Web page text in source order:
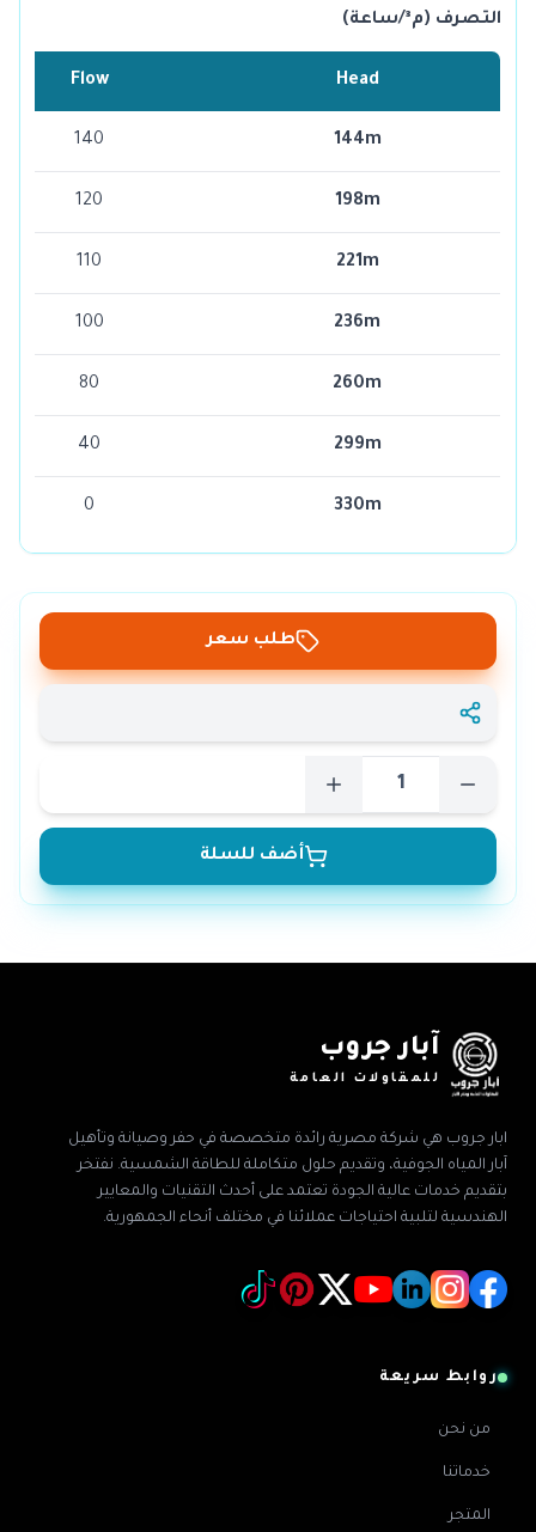
التصرف (م³/ساعة)
Head
Flow
144m
140
198m
120
221m
110
236m
100
260m
80
299m
40
330m
0
طلب سعر
أضف للسلة
آبار جروب
للمقاولات العامة
ابار جروب هي شركة مصرية رائدة متخصصة في حفر وصيانة وتأهيل
آبار المياه الجوفية، وتقديم حلول متكاملة للطاقة الشمسية. نفتخر
بتقديم خدمات عالية الجودة تعتمد على أحدث التقنيات والمعايير
الهندسية لتلبية احتياجات عملائنا في مختلف أنحاء الجمهورية.
روابط سريعة
من نحن
خدماتنا
المتجر